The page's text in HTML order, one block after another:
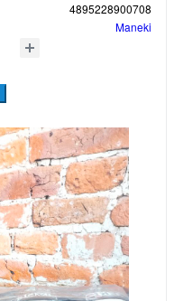
4895228900708
Maneki